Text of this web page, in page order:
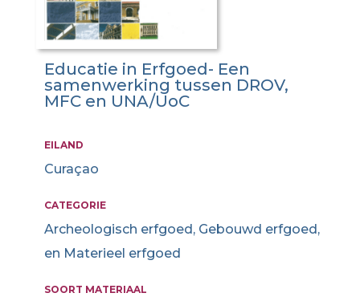
Educatie in Erfgoed- Een
samenwerking tussen DROV,
MFC en UNA/UoC
EILAND
Curaçao
CATEGORIE
Archeologisch erfgoed, Gebouwd erfgoed,
en Materieel erfgoed
SOORT MATERIAAL